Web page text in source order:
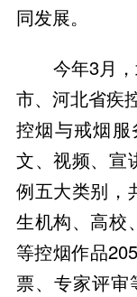
同发展。
今年3月
市、河北省疾
控烟与戒烟服
文、视频、宣
例五大类别，
生机构、高校
等控烟作品
票、专家评